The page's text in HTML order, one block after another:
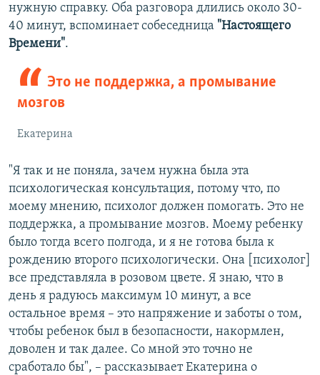
нужную справку. Оба разговора длились около 30-
40 минут, вспоминает собеседница "Настоящего
Времени".
Это не поддержка, а промывание
мозгов
Екатерина
"Я так и не поняла, зачем нужна была эта
психологическая консультация, потому что, по
моему мнению, психолог должен помогать. Это не
поддержка, а промывание мозгов. Моему ребенку
было тогда всего полгода, и я не готова была к
рождению второго психологически. Она [психолог]
все представляла в розовом цвете. Я знаю, что в
день я радуюсь максимум 10 минут, а все
остальное время – это напряжение и заботы о том,
чтобы ребенок был в безопасности, накормлен,
доволен и так далее. Со мной это точно не
сработало бы", – рассказывает Екатерина о